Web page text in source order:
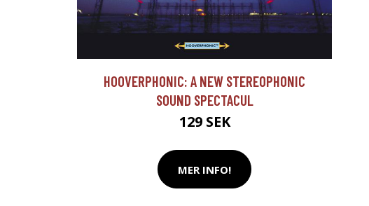
HOOVERPHONIC: A NEW STEREOPHONIC
SOUND SPECTACUL
129 SEK
MER INFO!